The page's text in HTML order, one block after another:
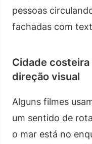
pessoas
fachadas com
Cidade costeira
direção visual
Alguns filmes
um sentido de
o mar está no